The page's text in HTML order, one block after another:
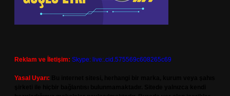
Reklam ve İletişim: Skype: live:.cid.575569c608265c69
Yasal Uyarı: